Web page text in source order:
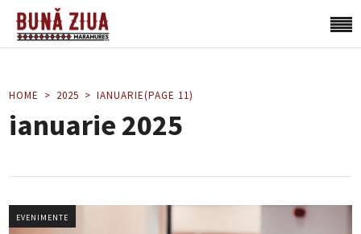
HOME 2025 IANUARIE(PAGE 11)
ianuarie 2025
EVENIMENTE